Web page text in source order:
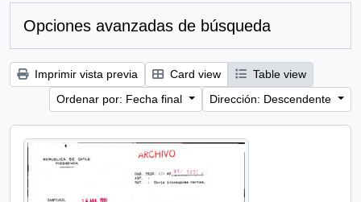
Opciones avanzadas de búsqueda
Imprimir vista previa Card view
Table view
Ordenar por: Fecha final
Dirección: Descendente